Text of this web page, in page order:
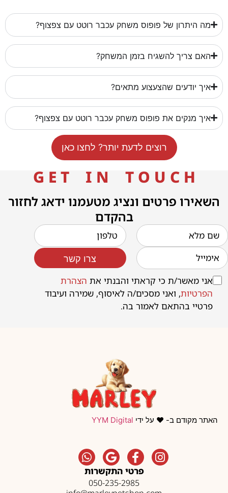
מה היתרון של פופוס משחק עכבר רוטט עם צפצוף?
האם צריך להשגיח בזמן המשחק?
איך יודעים שהצעצוע מתאים?
איך מנקים את פופוס משחק עכבר רוטט עם צפצוף?
רוצים לדעת יותר? לחצו כאן
G E T I N T O U C H
השאירו פרטים ונציג מטעמנו ידאג לחזור
בהקדם
אני מאשר/ת כי קראתי והבנתי את הצהרת
הפרטיות, ואני מסכים/ה לאיסוף, שמירה ועיבוד
פרטיי בהתאם לאמור בה.
צרו קשר
האתר מקודם ב- ❤️ על ידי YYM Digital
פרטי התקשרות
050-235-2985